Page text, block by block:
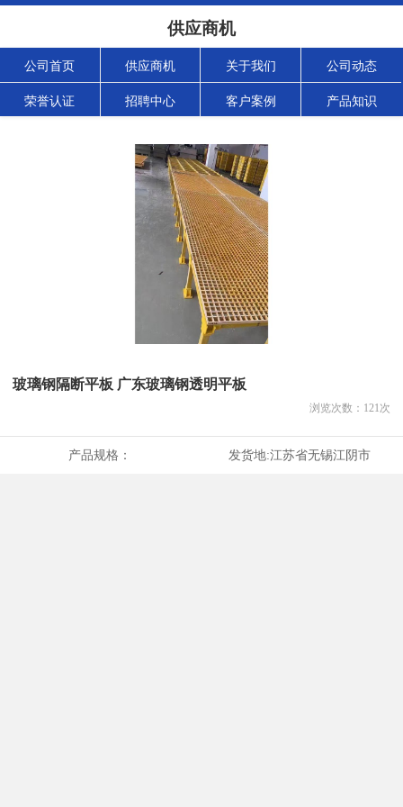
供应商机
公司首页 供应商机 关于我们 公司动态
荣誉认证 招聘中心 客户案例 产品知识
玻璃钢隔断平板 广东玻璃钢透明平板
浏览次数： 121次
产品规格： 发货地:江苏省无锡江阴市